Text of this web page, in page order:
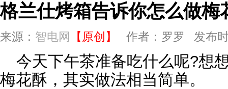
格兰仕烤箱告诉你怎么做梅
来源： 智电网 【原创】 作者：罗罗 发布
今天下午茶准备吃什么呢?想
梅花酥，其实做法相当简单。